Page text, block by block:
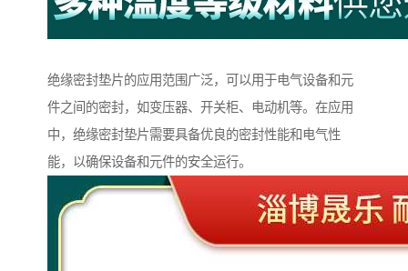
绝缘密封垫片的应用范围广泛，可以用于电气设备和元
件之间的密封，如变压器、开关柜、电动机等。在应用
中，绝缘密封垫片需要具备优良的密封性能和电气性
能，以确保设备和元件的安全运行。